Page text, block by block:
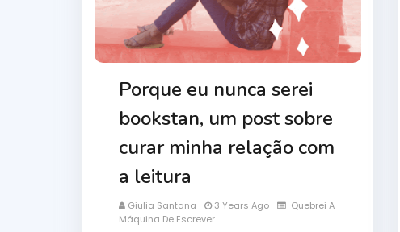
Porque eu nunca serei
bookstan, um post sobre
curar minha relação com
a leitura
Giulia Santana 3 Years Ago
Quebrei A
Máquina De Escrever